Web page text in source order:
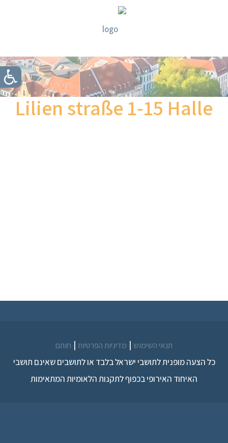
Lilien straße 1-15 Halle
תנאי השימוש | מדיניות הפרטיות | חותם
כל הצעה מופנית לתושבי ישראל בלבד או לתושבים שאינם תושבי
האיחוד האירופי בכפוף לתקנות הלאומיות המתאימות